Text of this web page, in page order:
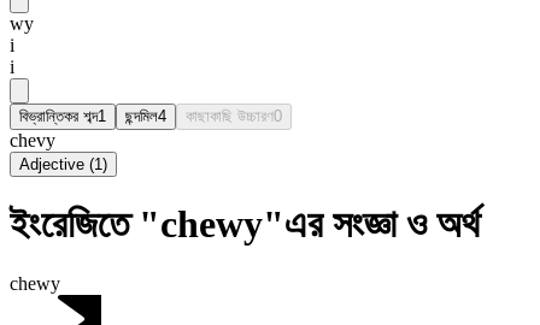
wy
i
i
বিভ্রান্তিকর শব্দ1 ছন্দমিল4 কাছাকাছি উচ্চারণ0
chevy
Adjective (1)
ইংরেজিতে "chewy"এর সংজ্ঞা ও অর্থ
chewy